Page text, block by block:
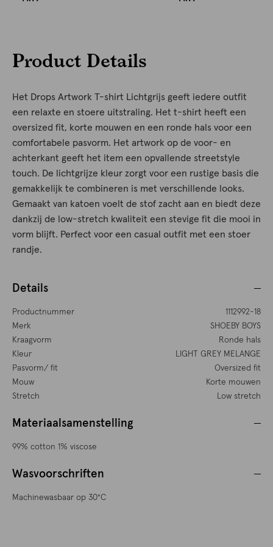
Product Details
Het Drops Artwork T-shirt Lichtgrijs geeft iedere outfit
een relaxte en stoere uitstraling. Het t-shirt heeft een
oversized fit, korte mouwen en een ronde hals voor een
comfortabele pasvorm. Het artwork op de voor- en
achterkant geeft het item een opvallende streetstyle
touch. De lichtgrijze kleur zorgt voor een rustige basis die
gemakkelijk te combineren is met verschillende looks.
Gemaakt van katoen voelt de stof zacht aan en biedt deze
dankzij de low-stretch kwaliteit een stevige fit die mooi in
vorm blijft. Perfect voor een casual outfit met een stoer
randje.
Details
Productnummer
1112992-18
Merk
SHOEBY BOYS
Kraagvorm
Ronde hals
Kleur
LIGHT GREY MELANGE
Pasvorm/ fit
Oversized fit
Mouw
Korte mouwen
Stretch
Low stretch
Materiaalsamenstelling
99% cotton 1% viscose
Wasvoorschriften
Machinewasbaar op 30°C